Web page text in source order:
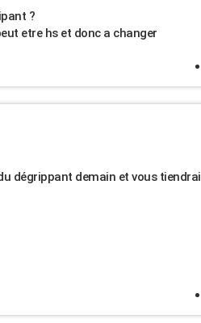
?
etre hs et donc a changer
dégrippant demain et vous tiendrai